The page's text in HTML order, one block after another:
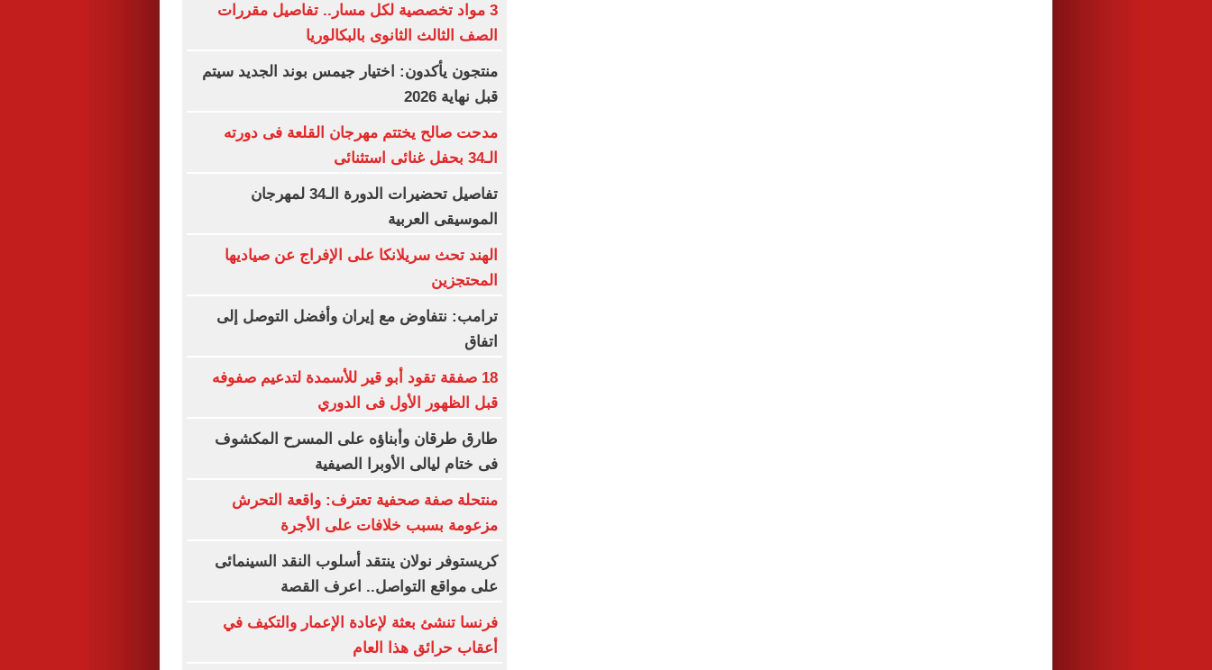
3 مواد تخصصية لكل مسار.. تفاصيل مقررات
الصف الثالث الثانوى بالبكالوريا
منتجون يأكدون: اختيار جيمس بوند الجديد سيتم
قبل نهاية 2026
مدحت صالح يختتم مهرجان القلعة فى دورته
الـ34 بحفل غنائى استثنائى
تفاصيل تحضيرات الدورة الـ34 لمهرجان
الموسيقى العربية
الهند تحث سريلانكا على الإفراج عن صياديها
المحتجزين
ترامب: نتفاوض مع إيران وأفضل التوصل إلى
اتفاق
18 صفقة تقود أبو قير للأسمدة لتدعيم صفوفه
قبل الظهور الأول فى الدوري
طارق طرقان وأبناؤه على المسرح المكشوف
فى ختام ليالى الأوبرا الصيفية
منتحلة صفة صحفية تعترف: واقعة التحرش
مزعومة بسبب خلافات على الأجرة
كريستوفر نولان ينتقد أسلوب النقد السينمائى
على مواقع التواصل.. اعرف القصة
فرنسا تنشئ بعثة لإعادة الإعمار والتكيف في
أعقاب حرائق هذا العام